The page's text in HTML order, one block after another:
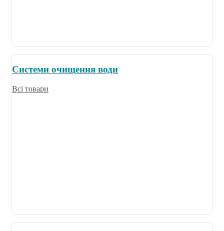
Системи очищення води
Всі товари